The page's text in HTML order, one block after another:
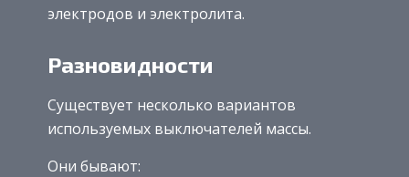
электродов и электролита.
Разновидности
Существует несколько вариантов
используемых выключателей массы.
Они бывают: